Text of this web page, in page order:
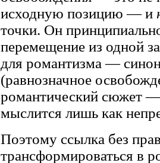
исходную позицию — и
точки. Он
перемещение из одной
для романтизма —
(равнозначное
романтический сюжет —
мыслится лишь как
Поэтому ссылка без
трансформироваться в